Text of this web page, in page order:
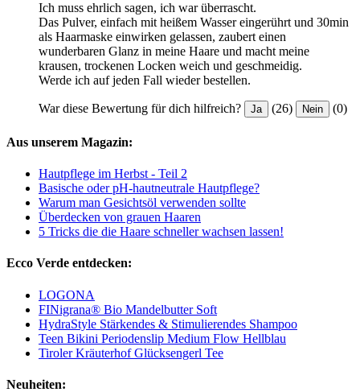
Ich muss ehrlich sagen, ich war überrascht.
Das Pulver, einfach mit heißem Wasser eingerührt und 30min
als Haarmaske einwirken gelassen, zaubert einen
wunderbaren Glanz in meine Haare und macht meine
krausen, trockenen Locken weich und geschmeidig.
Werde ich auf jeden Fall wieder bestellen.
War diese Bewertung für dich hilfreich? Ja (26) Nein (0)
Aus unserem Magazin:
Hautpflege im Herbst - Teil 2
Basische oder pH-hautneutrale Hautpflege?
Warum man Gesichtsöl verwenden sollte
Überdecken von grauen Haaren
5 Tricks die die Haare schneller wachsen lassen!
Ecco Verde entdecken:
LOGONA
FINigrana® Bio Mandelbutter Soft
HydraStyle Stärkendes & Stimulierendes Shampoo
Teen Bikini Periodenslip Medium Flow Hellblau
Tiroler Kräuterhof Glücksengerl Tee
Neuheiten: